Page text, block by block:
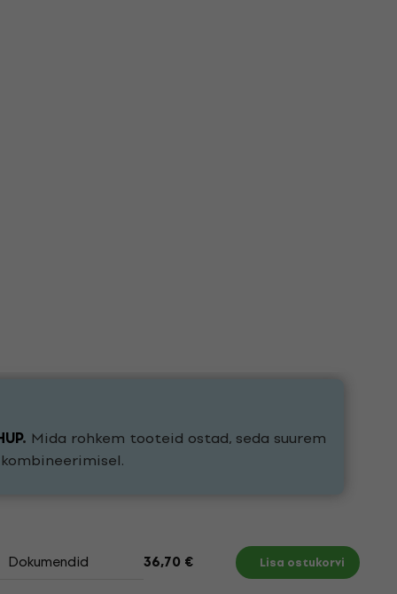
. Mida rohkem tooteid ostad, seda suurem
Dokumendid 36,70 € Lisa ostukorvi